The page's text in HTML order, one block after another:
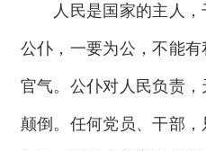
人民是国家的主人，
公仆，一要为公，不能
官气。公仆对人民负责
颠倒。任何党员、干部